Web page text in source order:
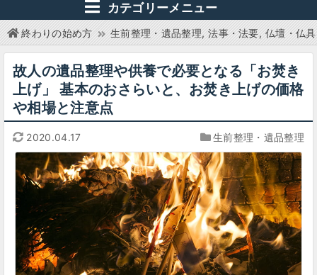
カテゴリーメニュー
終わりの始め方 生前整理・遺品整理 法事・法要 仏壇・仏具
故人の遺品整理や供養で必要となる「お焚き
上げ」
基本のおさらいと、お焚き上げの価格
や相場と注意点
2020.04.17 生前整理・遺品整理